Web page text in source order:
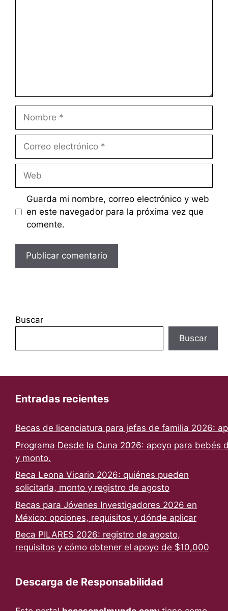
electrónico
Guarda mi nombre, correo electrónico y web
en este navegador para la próxima vez que
comente.
Buscar
Buscar
Entradas recientes
Becas de licenciatura para jefas de familia 2026:
Programa Desde la Cuna 2026: apoyo para bebés
y monto.
Beca Leona Vicario 2026: quiénes pueden
solicitarla, monto y registro de agosto
Becas para Jóvenes Investigadores 2026 en
México: opciones, requisitos y dónde aplicar
Beca PILARES 2026: registro de agosto,
requisitos y cómo obtener el apoyo de $10,000
Descarga de Responsabilidad